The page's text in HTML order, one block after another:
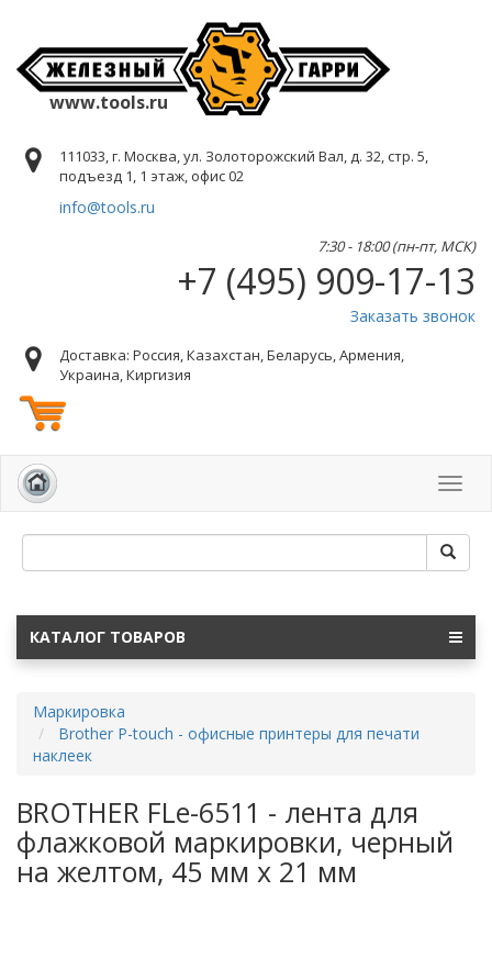
www.tools.ru
111033, г. Москва, ул. Золоторожский Вал, д. 32, стр. 5,
подъезд 1, 1 этаж, офис 02
info@tools.ru
7:30 - 18:00 (пн-пт, МСК)
+7 (495) 909-17-13
Заказать звонок
Доставка: Россия, Казахстан, Беларусь, Армения,
Украина, Киргизия
КАТАЛОГ ТОВАРОВ
Маркировка
Brother P-touch - офисные принтеры для печати
наклеек
BROTHER FLe-6511 - лента для
флажковой маркировки, черный
на желтом, 45 мм х 21 мм